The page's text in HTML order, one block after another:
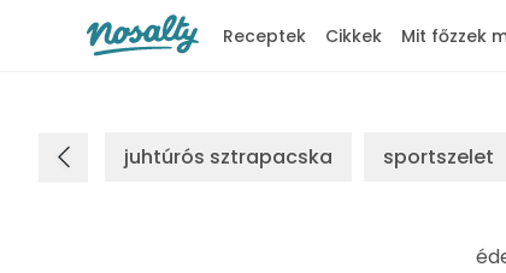
Receptek Cikkek Mit főzzek
juhtúrós sztrapacska sportszelet